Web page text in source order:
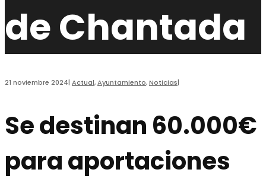
de Chantada
21 noviembre 2024| Actual,Ayuntamiento,Noticias|
Se destinan 60.000€
para aportaciones